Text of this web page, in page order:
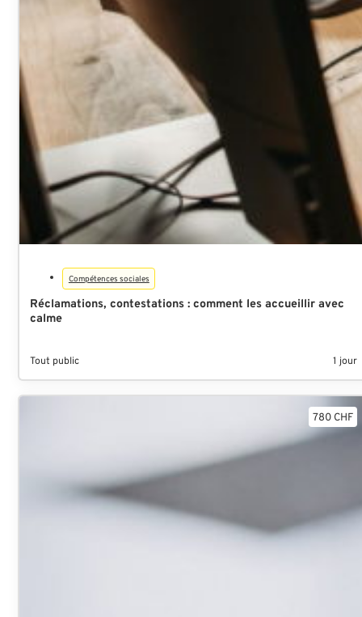
Compétences sociales
Réclamations, contestations : comment les accueillir avec
calme
Tout public 1 jour
780 CHF